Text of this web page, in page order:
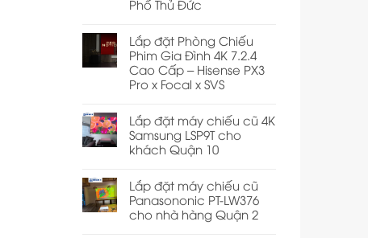
Phố Thủ Đức
Lắp đặt Phòng Chiếu
Phim Gia Đình 4K 7.2.4
Cao Cấp – Hisense PX3
Pro x Focal x SVS
Lắp đặt máy chiếu cũ 4K
Samsung LSP9T cho
khách Quận 10
Lắp đặt máy chiếu cũ
Panasononic PT-LW376
cho nhà hàng Quận 2